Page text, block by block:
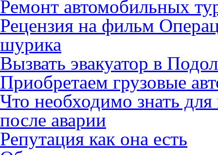
Ремонт автомобильных
Рецензия на фильм
шурика
Вызвать эвакуатор в
Приобретаем грузовые
Что необходимо знать
после аварии
Репутация как она есть